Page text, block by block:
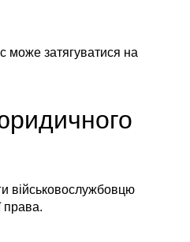
може затягуватися на
військовослужбовцю
права.